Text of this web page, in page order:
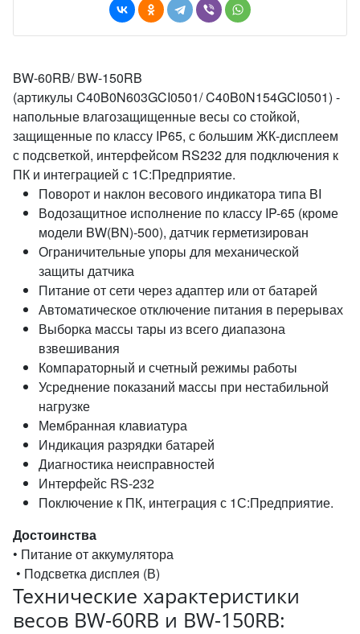
BW-60RB/ BW-150RB
(артикулы C40B0N603GCI0501/ C40B0N154GCI0501) -
напольные влагозащищенные весы со стойкой,
защищенные по классу IP65, с большим ЖК-дисплеем
с подсветкой, интерфейсом RS232 для подключения к
ПК и интеграцией с 1С:Предприятие.
Поворот и наклон весового индикатора типа BI
Водозащитное исполнение по классу IP-65 (кроме
модели BW(BN)-500), датчик герметизирован
Ограничительные упоры для механической
защиты датчика
Питание от сети через адаптер или от батарей
Автоматическое отключение питания в перерывах
Выборка массы тары из всего диапазона
взвешивания
Компараторный и счетный режимы работы
Усреднение показаний массы при нестабильной
нагрузке
Мембранная клавиатура
Индикация разрядки батарей
Диагностика неисправностей
Интерфейс RS-232
Поключение к ПК, интеграция с 1С:Предприятие.
Достоинства
• Питание от аккумулятора
• Подсветка дисплея (В)
Технические характеристики
весов BW-60RB и BW-150RB: